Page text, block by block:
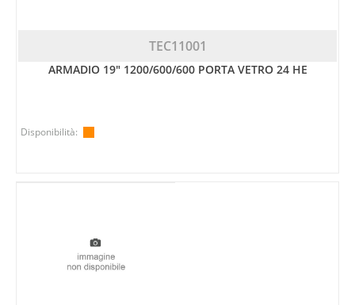
TEC11001
ARMADIO 19" 1200/600/600 PORTA VETRO 24 HE
Disponibilità: